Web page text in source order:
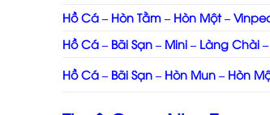
Hồ Cá – Hòn Tằm – Hòn Một –
Hồ Cá – Bãi Sạn – Mini – Làng Chài
Hồ Cá – Bãi Sạn – Hòn Mun – Hòn